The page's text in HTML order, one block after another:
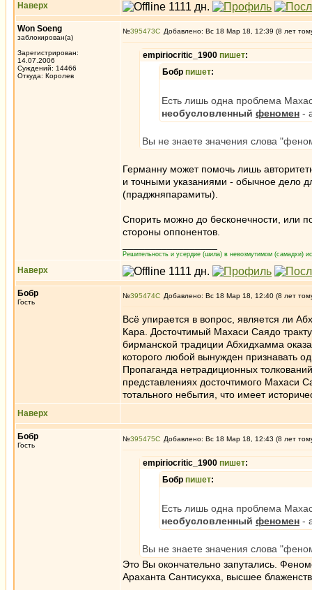
Наверх
Won Soeng
заблокирован(а)
Зарегистрирован:
14.07.2006
Суждений: 14466
Откуда: Королев
№395473 Добавлено: Вс 18 Мар 18, 12:39 (8 лет
empiriocritic_1900 пишет:
Бобр пишет:
Есть лишь одна проблема
необусловленный феномен -
Вы не знаете значения слова
Германну может помочь лишь
и точными указаниями - обычное дело
(праджняпарамиты).
Спорить можно до бесконечности, или
стороны оппонентов.
Решительность и усердие (шила) в невозмутимом (самадхи)
Наверх
Бобр
Гость
№395474 Добавлено: Вс 18 Мар 18, 12:40 (8 лет
Всё упирается в вопрос, является ли
Кара. Досточтимый Махаси Саядо
бирманской традиции Абхидхамма
которого любой вынужден признавать
Пропаганда нетрадиционных
представлениях досточтимого Махаси
тотального небытия, что имеет
Наверх
Бобр
Гость
№395475 Добавлено: Вс 18 Мар 18, 12:43 (8 лет
empiriocritic_1900 пишет:
Бобр пишет:
Есть лишь одна проблема
необусловленный феномен -
Вы не знаете значения слова
Это Вы окончательно запутались.
Араханта Сантисукха, высшее